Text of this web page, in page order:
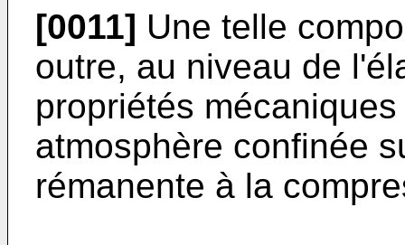
[0011] Une telle
outre, au niveau de
propriétés
atmosphère confinée
rémanente à la